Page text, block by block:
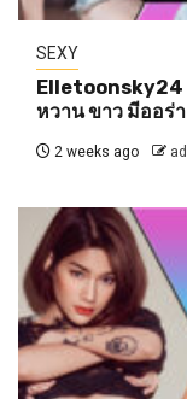
SEXY
Elletoonsky24
หวาน ขาว มีออร่
2 weeks ago